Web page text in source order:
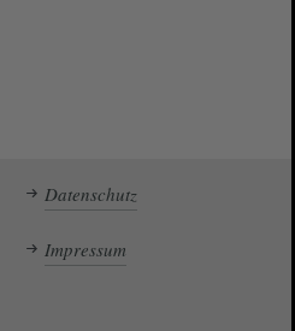
Datenschutz
Impressum